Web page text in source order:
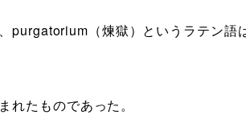
purgatorium（煉獄）というラテン語
たものであった。